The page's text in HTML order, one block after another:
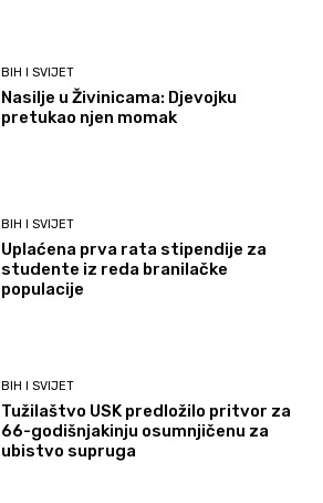
BIH I SVIJET
Nasilje u Živinicama: Djevojku
pretukao njen momak
BIH I SVIJET
Uplaćena prva rata stipendije za
studente iz reda branilačke
populacije
BIH I SVIJET
Tužilaštvo USK predložilo pritvor za
66-godišnjakinju osumnjičenu za
ubistvo supruga